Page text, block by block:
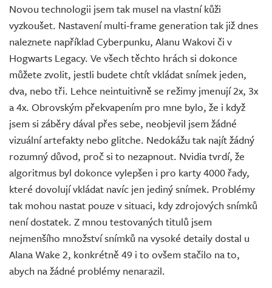
Novou technologii jsem tak musel na vlastní kůži
vyzkoušet. Nastavení multi-frame generation tak již dnes
naleznete například Cyberpunku, Alanu Wakovi či v
Hogwarts Legacy. Ve všech těchto hrách si dokonce
můžete zvolit, jestli budete chtít vkládat snímek jeden,
dva, nebo tři. Lehce neintuitivně se režimy jmenují 2x, 3x
a 4x. Obrovským překvapením pro mne bylo, že i když
jsem si záběry dával přes sebe, neobjevil jsem žádné
vizuální artefakty nebo glitche. Nedokážu tak najít žádný
rozumný důvod, proč si to nezapnout. Nvidia tvrdí, že
algoritmus byl dokonce vylepšen i pro karty 4000 řady,
které dovolují vkládat navíc jen jediný snímek. Problémy
tak mohou nastat pouze v situaci, kdy zdrojových snímků
není dostatek. Z mnou testovaných titulů jsem
nejmenšího množství snímků na vysoké detaily dostal u
Alana Wake 2, konkrétně 49 i to ovšem stačilo na to,
abych na žádné problémy nenarazil.